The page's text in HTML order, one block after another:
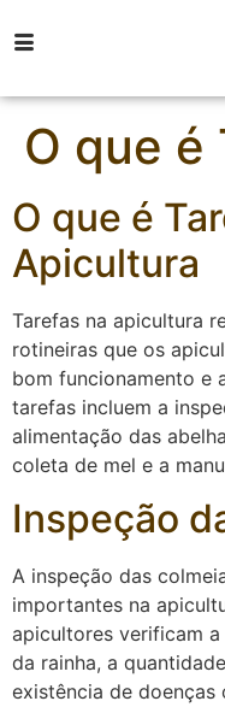
O que é
O que é
Apicultura
Tarefas na apicultura
rotineiras que os
bom funcionamento e
tarefas incluem a
alimentação das
coleta de mel e a
Inspeção
A inspeção das
importantes na
apicultores verificam a
da rainha, a
existência de doenças